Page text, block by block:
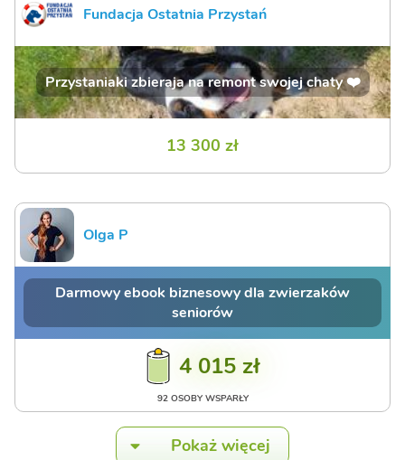
Fundacja Ostatnia Przystań
Przystaniaki zbieraja na remont swojej chaty ❤️
13 300 zł
Olga P
Darmowy ebook biznesowy dla zwierzaków
seniorów
4 015 zł
92 OSOBY WSPARŁY
Pokaż więcej